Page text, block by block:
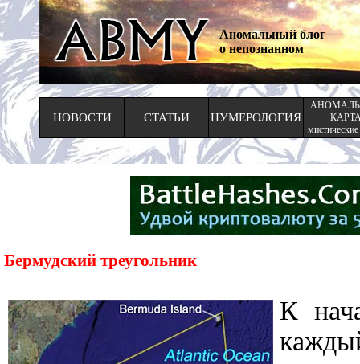
Аномальный блог
о непознанном
НОВОСТИ СТАТЬИ НУМЕРОЛОГИЯ
Бермудский треугольник
К